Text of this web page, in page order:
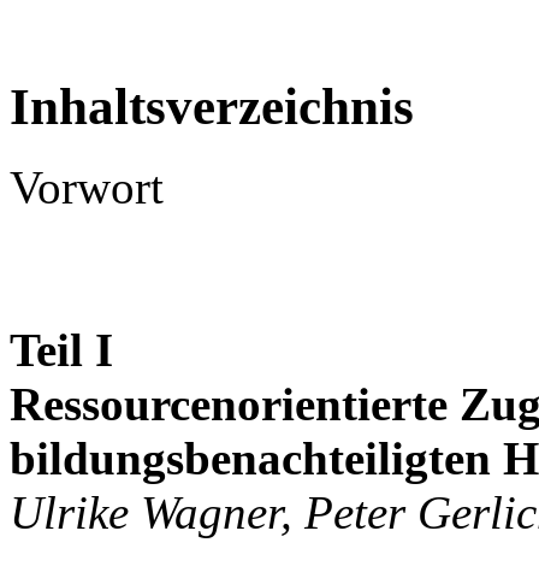
Inhaltsverzeichnis
Vorwort
Teil I
Ressourcenorientierte
bildungsbenachteiligten
Ulrike Wagner, Peter